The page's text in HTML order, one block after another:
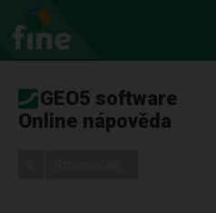
GEO5 software
Online nápověda